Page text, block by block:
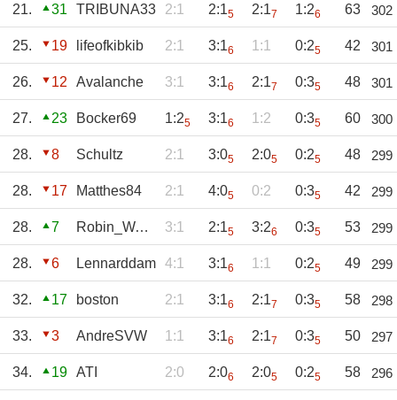
21. 31 TRIBUNA33 2:1 2:15 2:17 1:26 63 302
25. 19 lifeofkibkib 2:1 3:16 1:1 0:25 42 301
26. 12 Avalanche 3:1 3:16 2:17 0:35 48 301
27. 23 Bocker69 1:25 3:16 1:2 0:35 60 300
28. 8 Schultz 2:1 3:05 2:05 0:25 48 299
28. 17 Matthes84 2:1 4:05 0:2 0:35 42 299
28. 7 Robin_Waldhof 3:1 2:15 3:26 0:35 53 299
28. 6 Lennarddam 4:1 3:16 1:1 0:25 49 299
32. 17 boston 2:1 3:16 2:17 0:35 58 298
33. 3 AndreSVW 1:1 3:16 2:17 0:35 50 297
34. 19 ATI 2:0 2:06 2:05 0:25 58 296